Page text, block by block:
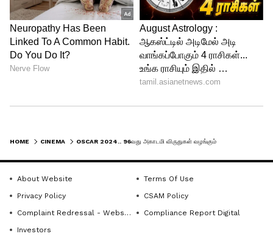
HOME CINEMA
About Website
Terms Of Use
Privacy Policy
CSAM Policy
Complaint Redressal - Website
Compliance Report Digital
Investors